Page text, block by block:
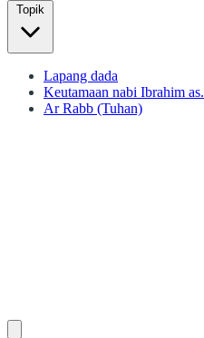
Topik
Lapang dada
Keutamaan nabi Ibrahim as.
Ar Rabb (Tuhan)